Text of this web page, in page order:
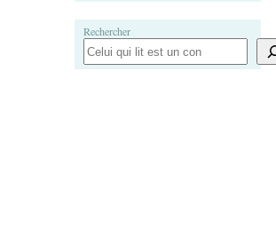
Rechercher